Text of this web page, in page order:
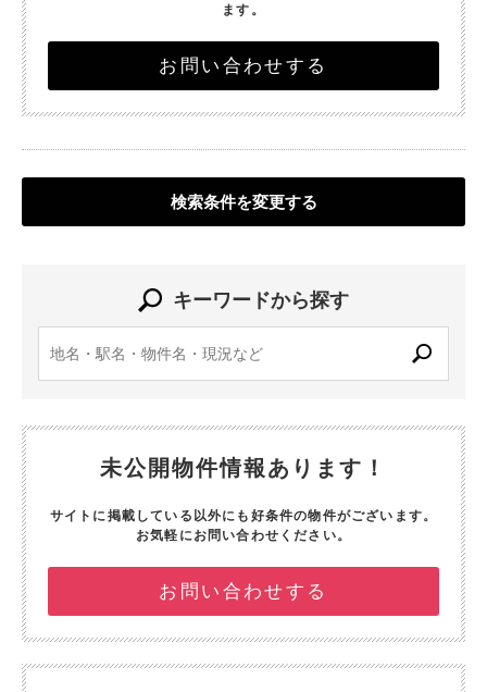
ます。
お問い合わせする
検索条件を変更する
キーワードから探す
未公開物件情報あります！
サイトに掲載している以外にも好条件の物件がございます。
お気軽にお問い合わせください。
お問い合わせする